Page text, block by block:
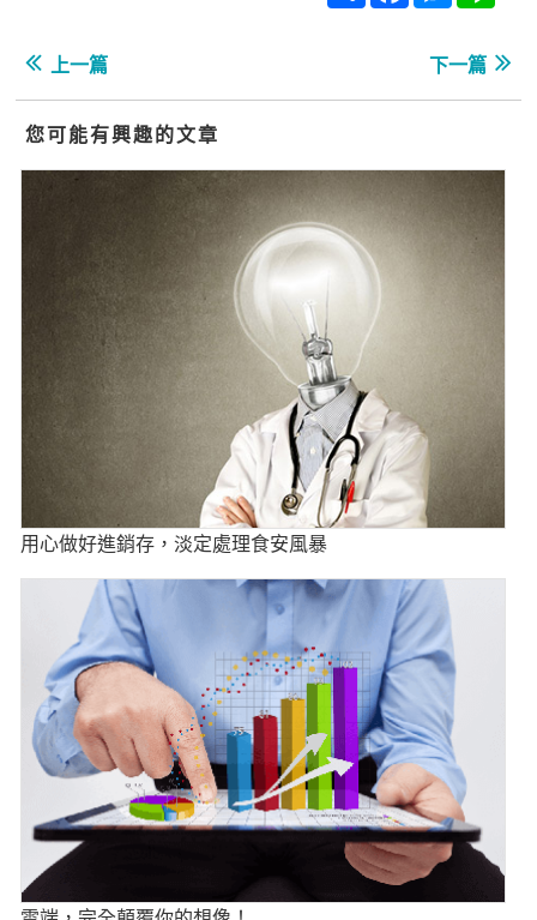
上一篇 下一篇
您可能有興趣的文章
用心做好進銷存，淡定處理食安風暴